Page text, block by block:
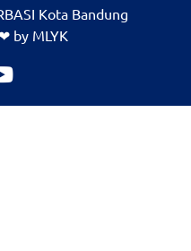
Kota Bandung
by MLYK